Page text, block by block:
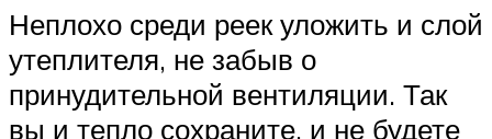
Неплохо среди реек уложить и слой
утеплителя, не забыв о
принудительной вентиляции. Так
вы и тепло сохраните, и не будете